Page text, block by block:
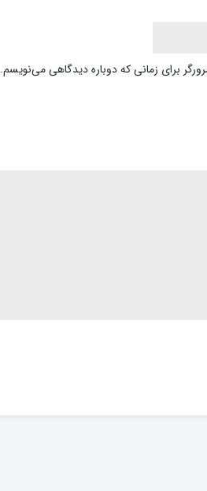
برای زمانی که دوباره دیدگاهی می‌نویسم.